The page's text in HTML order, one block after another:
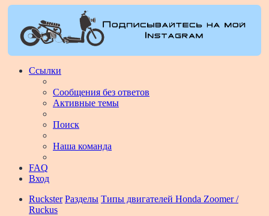
Ссылки
Сообщения без ответов
Активные темы
Поиск
Наша команда
FAQ
Вход
Ruckster Разделы Типы двигателей Honda Zoomer /
Ruckus